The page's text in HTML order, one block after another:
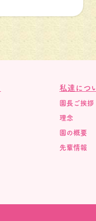
私達につ
園長ご挨拶
理念
園の概要
先輩情報